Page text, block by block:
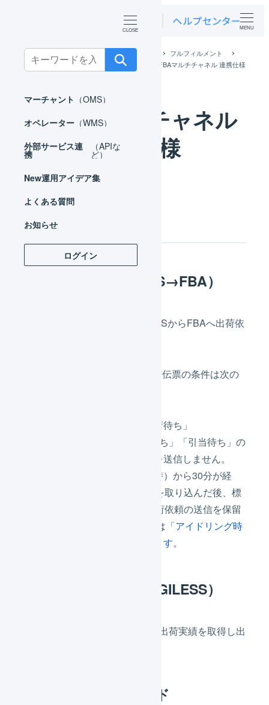
Search
for:
マーチャント （OMS）
オペレーター （WMS）
外部サービス連
携
（APIな
ど）
New運用アイデア集
よくある質問
お知らせ
ログイン
MENU
外部サービス連携（APIなど）
フルフィルメント
FBAマルチチャネル 自動出荷プログラム
FBAマルチチャネル 連携仕様
FBAマルチチャネル
連携仕様
出荷
出荷依頼（LOGILESS→FBA）
10分に1度の頻度で、LOGILESSからFBAへ出荷依
FBAへ出荷依頼を送信する出荷伝票の条件は次の
伝票ステータスが「出荷待ち」
※「確認待ち」「入金待ち」「引当待ち」の
出荷伝票は、出荷依頼を送信しません。
受注取込日時（登録日時）から30分が経
過。 LOGILESSに受注を取り込んだ後、標
準の設定では30分、出荷依頼の送信を保留
します。 この保留時間は 「アイドリング時
間」の設定で変更できます。
出荷実績（FBA→LOGILESS）
30分に1度の頻度で、FBAから出荷実績を取得し出
反映されるフィールド